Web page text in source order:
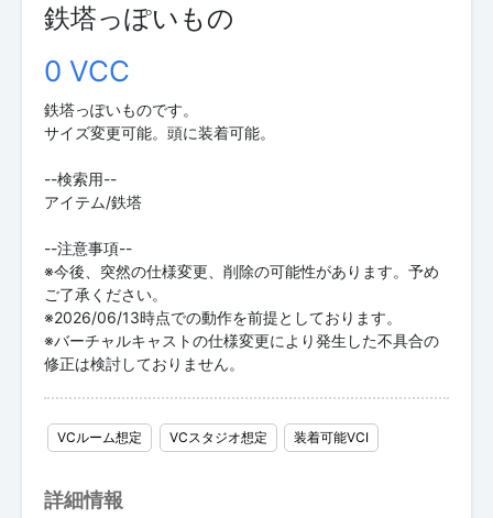
鉄塔っぽいもの
0 VCC
鉄塔っぽいものです。
サイズ変更可能。頭に装着可能。
--検索用--
アイテム/鉄塔
--注意事項--
※今後、突然の仕様変更、削除の可能性があります。予め
ご了承ください。
※2026/06/13時点での動作を前提としております。
※バーチャルキャストの仕様変更により発生した不具合の
修正は検討しておりません。
VCルーム想定 VCスタジオ想定 装着可能VCI
詳細情報